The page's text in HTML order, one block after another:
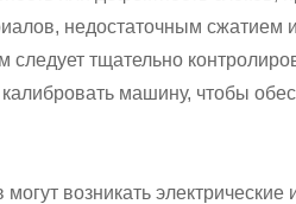
недостаточным сжатием
тщательно
машину, чтобы
возникать